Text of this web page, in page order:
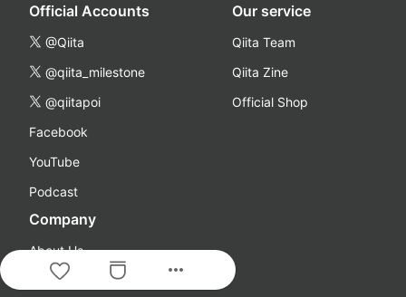
more_horiz
Official Accounts
@Qiita
@qiita_milestone
@qiitapoi
Facebook
YouTube
Podcast
Our service
Qiita Team
Qiita Zine
Official Shop
Company
About Us
Careers